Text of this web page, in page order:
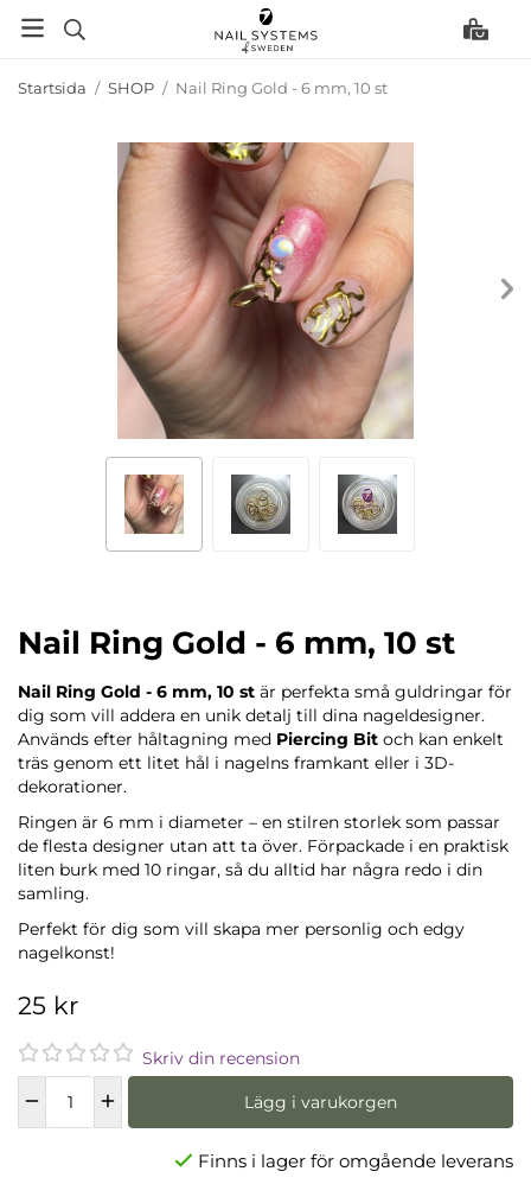
Startsida / SHOP / Nail Ring Gold - 6 mm, 10 st
Nail Ring Gold - 6 mm, 10 st
Nail Ring Gold - 6 mm, 10 st är perfekta små guldringar för
dig som vill addera en unik detalj till dina nageldesigner.
Används efter håltagning med Piercing Bit och kan enkelt
träs genom ett litet hål i nagelns framkant eller i 3D-
dekorationer.
Ringen är 6 mm i diameter – en stilren storlek som passar
de flesta designer utan att ta över. Förpackade i en praktisk
liten burk med 10 ringar, så du alltid har några redo i din
samling.
Perfekt för dig som vill skapa mer personlig och edgy
nagelkonst!
25 kr
Skriv din recension
Lägg i varukorgen
Finns i lager för omgående leverans